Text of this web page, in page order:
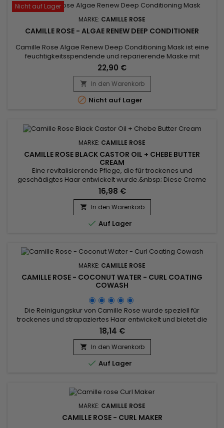
Nicht auf Lager
MARKE: CAMILLE ROSE
CAMILLE ROSE - ALGAE RENEW DEEP CONDITIONER
Camille Rose Algae Renew Deep Conditioning Mask ist eine
feuchtigkeitsspendende und reparierende Maske mit
Grünalgen, Mango- und Kakaobutter. Als ideale Pflege für
trockenes und brüchiges Haar dringt sie in die Haarfaser ein
und hilft, Ihr Haar zu revitalisieren, sodass es gesund bleibt.
Kombinieren Sie es mit anderen Produkten der Marke
Camille Rose,...
22,90 €
 In den Warenkorb
 Nicht auf Lager
MARKE: CAMILLE ROSE
CAMILLE ROSE BLACK CASTOR OIL + CHEBE BUTTER
CREAM
Eine revitalisierende Pflege, die für trockenes und
geschädigtes Haar entwickelt wurde.&nbsp; Diese Creme
kombiniert die Vorteile von schwarzem Rizinusöl, das dafür
bekannt ist, das Wachstum anzuregen und die Haarwurzeln
zu stärken, mit den schützenden und nährenden
Eigenschaften von Chébé und spendet so tiefe Feuchtigkeit
und Schutz vor...
16,98 €
 In den Warenkorb
 Auf Lager
MARKE: CAMILLE ROSE
CAMILLE ROSE - COCONUT WATER - CURL COATING
COWASH
Die Reinigungskur von Camille Rose wurde speziell für
trockenes und strapaziertes Haar entwickelt und bietet die
Vorteile eines Shampoos und einer Spülung. Camille Rose
Naturals Coconut Water Curl Coating Cowash ist mit
Kokoswasser, Leinöl und Avocadoöl formuliert und erfrischt
und reinigt Ihr Haar sanft, während es gleichzeitig intensive
Feuchtigkeit...
18,14 €
 In den Warenkorb
 Auf Lager
MARKE: CAMILLE ROSE
CAMILLE ROSE - CURL MAKER